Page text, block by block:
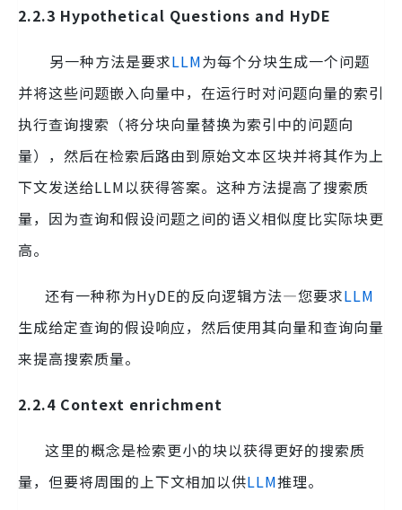
2.2.3 Hypothetical Questions and HyDE
另一种方法是要求LLM为每个分块生成一个问题
并将这些问题嵌入向量中，在运行时对问题向量的索引
执行查询搜索（将分块向量替换为索引中的问题向
量），然后在检索后路由到原始文本区块并将其作为上
下文发送给LLM以获得答案。这种方法提高了搜索质
量，因为查询和假设问题之间的语义相似度比实际块更
高。
还有一种称为HyDE的反向逻辑方法—您要求LLM
生成给定查询的假设响应，然后使用其向量和查询向量
来提高搜索质量。
2.2.4 Context enrichment
这里的概念是检索更小的块以获得更好的搜索质
量，但要将周围的上下文相加以供LLM推理。